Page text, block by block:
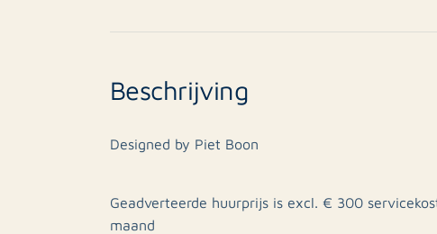
Beschrijving
Designed by Piet Boon
Geadverteerde huurprijs is excl. € 300
maand